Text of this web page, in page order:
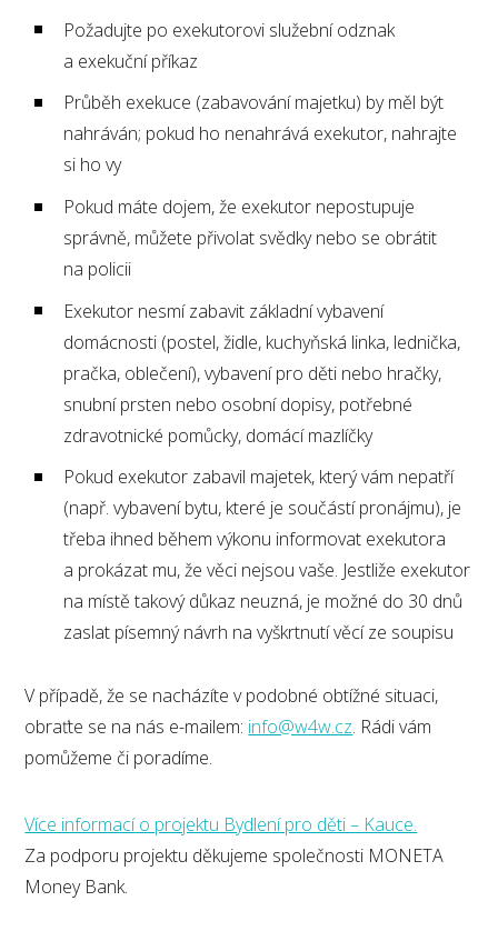
Požadujte po exekutorovi služební odznak
a exekuční příkaz
Průběh exekuce (zabavování majetku) by měl být
nahráván; pokud ho nenahrává exekutor, nahrajte
si ho vy
Pokud máte dojem, že exekutor nepostupuje
správně, můžete přivolat svědky nebo se obrátit
na policii
Exekutor nesmí zabavit základní vybavení
domácnosti (postel, židle, kuchyňská linka, lednička,
pračka, oblečení), vybavení pro děti nebo hračky,
snubní prsten nebo osobní dopisy, potřebné
zdravotnické pomůcky, domácí mazlíčky
Pokud exekutor zabavil majetek, který vám nepatří
(např. vybavení bytu, které je součástí pronájmu), je
třeba ihned během výkonu informovat exekutora
a prokázat mu, že věci nejsou vaše. Jestliže exekutor
na místě takový důkaz neuzná, je možné do 30 dnů
zaslat písemný návrh na vyškrtnutí věcí ze soupisu
V případě, že se nacházíte v podobné obtížné situaci,
obraťte se na nás e-mailem: info@w4w.cz. Rádi vám
pomůžeme či poradíme.
Více informací o projektu Bydlení pro děti – Kauce.
Za podporu projektu děkujeme společnosti MONETA
Money Bank.